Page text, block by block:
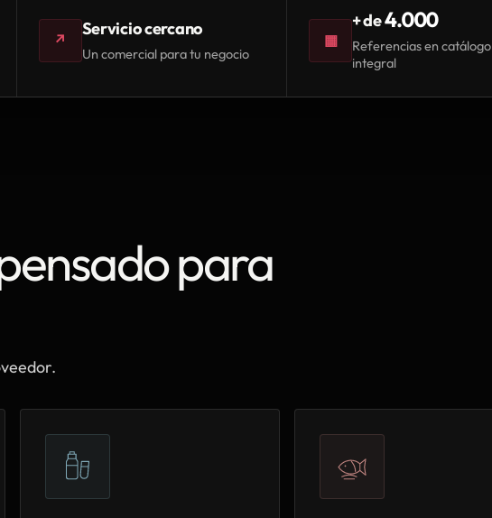
↗
Servicio cercano
Un comercial para tu negocio
▦
+ de4.000
Referencias en catálogo
integral
para